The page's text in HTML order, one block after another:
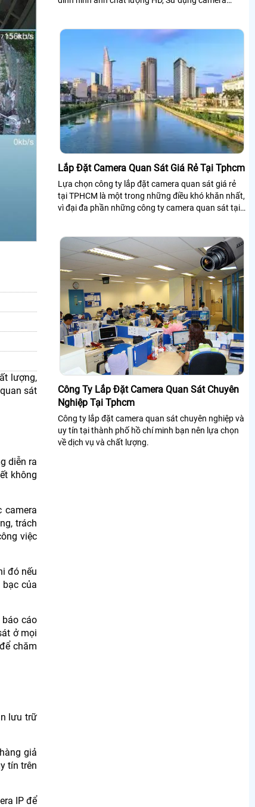
lượng,
sát
diễn ra
không
camera
trách
việc
đó nếu
của
cáo
ở mọi
chăm
lưu trữ
giả
tín trên
IP để
Lắp Đặt Camera Quan Sát Giá Rẻ Tại Tphcm
Lựa chọn công ty lắp đặt camera quan sát giá rẻ
tại TPHCM là một trong những điều khó khăn nhất,
vì đại đa phần những công ty camera quan sát tại
Công Ty Lắp Đặt Camera Quan Sát Chuyên
Nghiệp Tại Tphcm
Công ty lắp đặt camera quan sát chuyên nghiệp và
uy tín tại thành phố hồ chí minh bạn nên lựa chọn
về dịch vụ và chất lượng.